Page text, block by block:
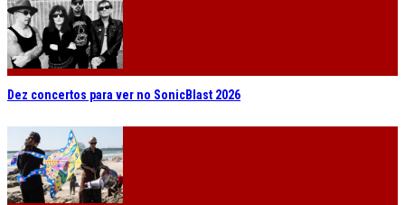
Dez concertos para ver no SonicBlast 2026